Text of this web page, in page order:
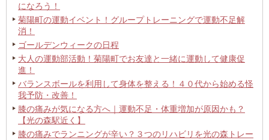
になろう！
菊陽町の運動イベント！グループトレーニングで運動不足解
消！
ゴールデンウィークの日程
大人の運動部活動！菊陽町でお友達と一緒に運動して健康促
進！
バランスボールを利用して身体を整える！４０代から始める怪
我予防・改善！
膝の痛みが気になる方へ｜運動不足・体重増加が原因かも？
【光の森駅近く】
膝の痛みでランニングが辛い？３つのリハビリを光の森トレー